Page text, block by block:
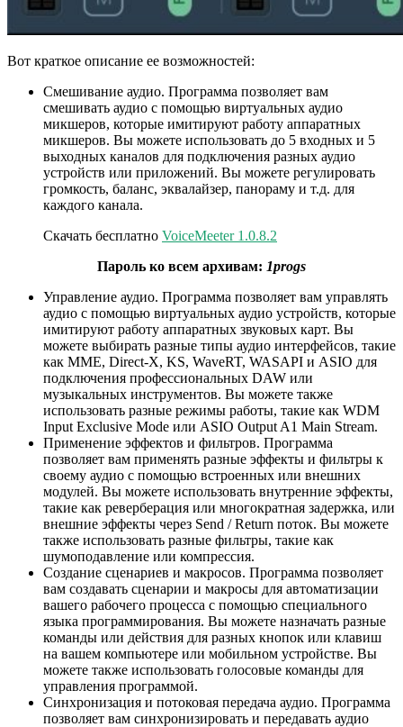
Вот краткое описание ее возможностей:
Смешивание аудио. Программа позволяет вам
смешивать аудио с помощью виртуальных аудио
микшеров, которые имитируют работу аппаратных
микшеров. Вы можете использовать до 5 входных и 5
выходных каналов для подключения разных аудио
устройств или приложений. Вы можете регулировать
громкость, баланс, эквалайзер, панораму и т.д. для
каждого канала.
Скачать бесплатно VoiceMeeter 1.0.8.2
Пароль ко всем архивам: 1progs
Управление аудио. Программа позволяет вам управлять
аудио с помощью виртуальных аудио устройств, которые
имитируют работу аппаратных звуковых карт. Вы
можете выбирать разные типы аудио интерфейсов, такие
как MME, Direct-X, KS, WaveRT, WASAPI и ASIO для
подключения профессиональных DAW или
музыкальных инструментов. Вы можете также
использовать разные режимы работы, такие как WDM
Input Exclusive Mode или ASIO Output A1 Main Stream.
Применение эффектов и фильтров. Программа
позволяет вам применять разные эффекты и фильтры к
своему аудио с помощью встроенных или внешних
модулей. Вы можете использовать внутренние эффекты,
такие как реверберация или многократная задержка, или
внешние эффекты через Send / Return поток. Вы можете
также использовать разные фильтры, такие как
шумоподавление или компрессия.
Создание сценариев и макросов. Программа позволяет
вам создавать сценарии и макросы для автоматизации
вашего рабочего процесса с помощью специального
языка программирования. Вы можете назначать разные
команды или действия для разных кнопок или клавиш
на вашем компьютере или мобильном устройстве. Вы
можете также использовать голосовые команды для
управления программой.
Синхронизация и потоковая передача аудио. Программа
позволяет вам синхронизировать и передавать аудио